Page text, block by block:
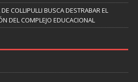
COLLIPULLI BUSCA DESTRABAR EL
DEL COMPLEJO EDUCACIONAL